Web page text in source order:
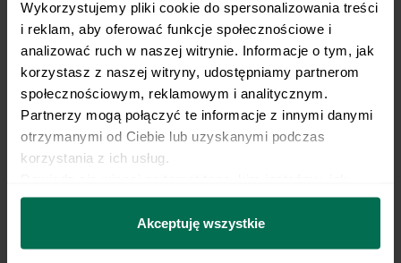
Wykorzystujemy pliki cookie do spersonalizowania treści
i reklam, aby oferować funkcje społecznościowe i
analizować ruch w naszej witrynie. Informacje o tym, jak
korzystasz z naszej witryny, udostępniamy partnerom
społecznościowym, reklamowym i analitycznym.
Partnerzy mogą połączyć te informacje z innymi danymi
otrzymanymi od Ciebie lub uzyskanymi podczas
korzystania z ich usług.
można się z nami skontaktować i w jaki sposób
przetwarzamy dane osobowe w ramach
prywatności.
Akceptuję wszystkie
Co możesz powiedzieć o współpracy ze
mną? Co jest dla Ciebie najważniejsze?
Współpraca z Tobą spełniła wszystkie moje
oczekiwania. Wiele kwestii zasługuje na
uwagę, za wiele rzeczy Cię cenię. Na pewno
jest to wiedza, którą posiadasz – pozwoliła
mi w 100% zaufać planowi, który dla mnie
przygotowałeś. Wiedziałem, że jestem w